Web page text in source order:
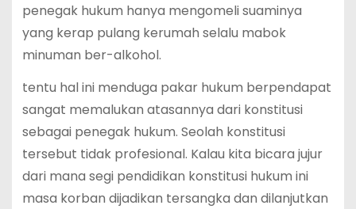
penegak hukum hanya mengomeli suaminya
yang kerap pulang kerumah selalu mabok
minuman ber-alkohol.
tentu hal ini menduga pakar hukum berpendapat
sangat memalukan atasannya dari konstitusi
sebagai penegak hukum. Seolah konstitusi
tersebut tidak profesional. Kalau kita bicara jujur
dari mana segi pendidikan konstitusi hukum ini
masa korban dijadikan tersangka dan dilanjutkan